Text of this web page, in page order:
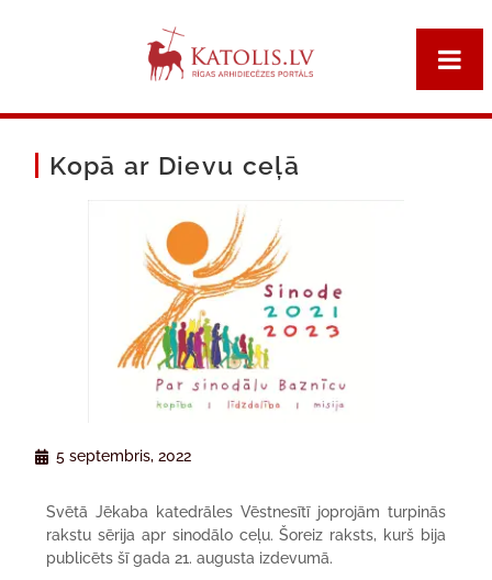
Kopā ar Dievu ceļā
5 septembris, 2022
Svētā Jēkaba katedrāles Vēstnesītī joprojām turpinās
rakstu sērija apr sinodālo ceļu. Šoreiz raksts, kurš bija
publicēts šī gada 21. augusta izdevumā.